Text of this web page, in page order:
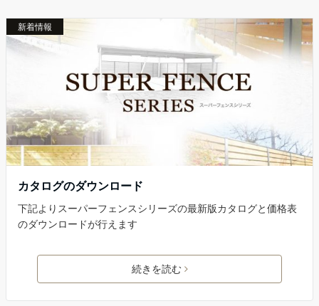
新着情報
カタログのダウンロード
下記よりスーパーフェンスシリーズの最新版カタログと価格表
のダウンロードが行えます
続きを読む